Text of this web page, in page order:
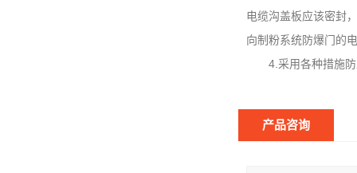
电缆沟盖板应该密封
向制粉系统防爆门的
4.采用各种措施防
产品咨询